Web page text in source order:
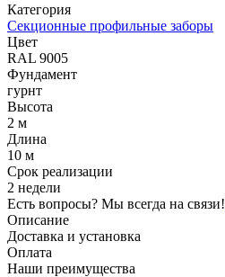
Категория
Секционные профильные заборы
Цвет
RAL 9005
Фундамент
гурнт
Высота
2 м
Длина
10 м
Срок реализации
2 недели
Есть вопросы? Мы всегда на связи!
Описание
Доставка и установка
Оплата
Наши преимущества